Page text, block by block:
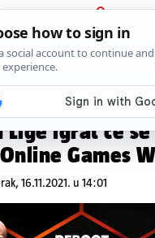
PRIJAVA
Tech
100.000 kn
Lige igrat će
Games
16.11.2021. u 14:01